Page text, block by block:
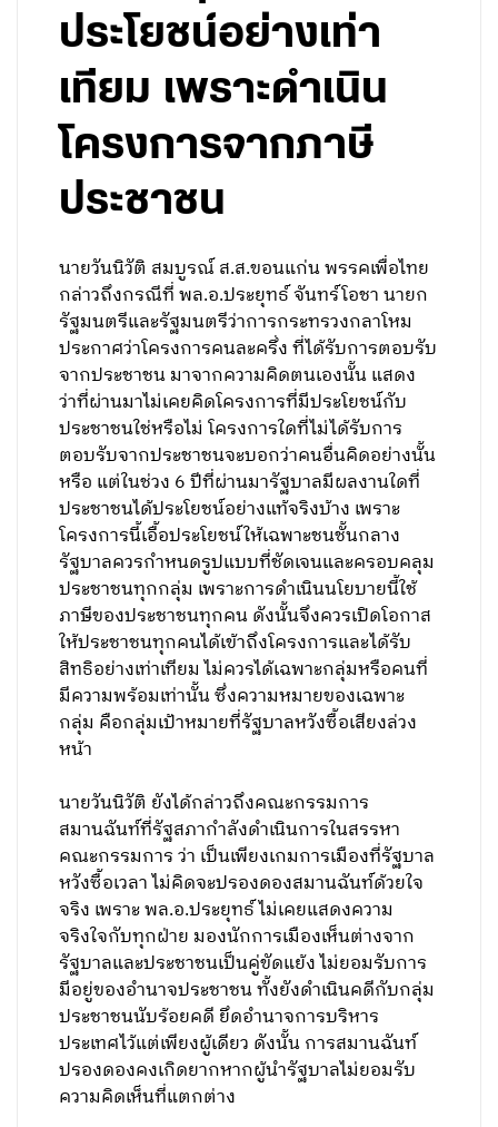
ประโยชน์อย่างเท่า
เทียม เพราะดำเนิน
โครงการจากภาษี
ประชาชน
นายวันนิวัติ สมบูรณ์ ส.ส.ขอนแก่น พรรคเพื่อไทย
กล่าวถึงกรณีที่ พล.อ.ประยุทธ์ จันทร์โอชา นายก
รัฐมนตรีและรัฐมนตรีว่าการกระทรวงกลาโหม
ประกาศว่าโครงการคนละครึ่ง ที่ได้รับการตอบรับ
จากประชาชน มาจากความคิดตนเองนั้น แสดง
ว่าที่ผ่านมาไม่เคยคิดโครงการที่มีประโยชน์กับ
ประชาชนใช่หรือไม่ โครงการใดที่ไม่ได้รับการ
ตอบรับจากประชาชนจะบอกว่าคนอื่นคิดอย่างนั้น
หรือ แต่ในช่วง 6 ปีที่ผ่านมารัฐบาลมีผลงานใดที่
ประชาชนได้ประโยชน์อย่างแท้จริงบ้าง เพราะ
โครงการนี้เอื้อประโยชน์ให้เฉพาะชนชั้นกลาง
รัฐบาลควรกำหนดรูปแบบที่ชัดเจนและครอบคลุม
ประชาชนทุกกลุ่ม เพราะการดำเนินนโยบายนี้ใช้
ภาษีของประชาชนทุกคน ดังนั้นจึงควรเปิดโอกาส
ให้ประชาชนทุกคนได้เข้าถึงโครงการและได้รับ
สิทธิอย่างเท่าเทียม ไม่ควรได้เฉพาะกลุ่มหรือคนที่
มีความพร้อมเท่านั้น ซึ่งความหมายของเฉพาะ
กลุ่ม คือกลุ่มเป้าหมายที่รัฐบาลหวังซื้อเสียงล่วง
หน้า
นายวันนิวัติ ยังได้กล่าวถึงคณะกรรมการ
สมานฉันท์ที่รัฐสภากำลังดำเนินการในสรรหา
คณะกรรมการ ว่า เป็นเพียงเกมการเมืองที่รัฐบาล
หวังซื้อเวลา ไม่คิดจะปรองดองสมานฉันท์ด้วยใจ
จริง เพราะ พล.อ.ประยุทธ์ ไม่เคยแสดงความ
จริงใจกับทุกฝ่าย มองนักการเมืองเห็นต่างจาก
รัฐบาลและประชาชนเป็นคู่ขัดแย้ง ไม่ยอมรับการ
มีอยู่ของอำนาจประชาชน ทั้งยังดำเนินคดีกับกลุ่ม
ประชาชนนับร้อยคดี ยึดอำนาจการบริหาร
ประเทศไว้แต่เพียงผู้เดียว ดังนั้น การสมานฉันท์
ปรองดองคงเกิดยากหากผู้นำรัฐบาลไม่ยอมรับ
ความคิดเห็นที่แตกต่าง